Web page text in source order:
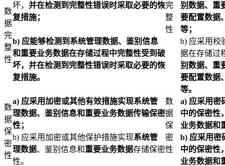
数
据
完
整
性
坏， 并在检测到完整性错误时采取必要的恢
复措施；
完
整
性
别数据、重
要配置数据
等；
b) 应能够检测到系统管理数据、鉴别信息
和重要业务数据在存储过程中完整性受到破
坏，并在检测到完整性错误时采取必要的恢
复措施。
b) 应采用校
据在存储过
别数据、重
要配置数据
等。
数
据
保
密
性
a) 应采用加密或其他有效措施实现系统管
理数据、鉴别信息和重要业务数据传输保密
性；
数
据
保
密
性
a) 应采用密
中的保密性
业务数据和
b) 应采用加密或其他保护措施实现系统管
理数据、鉴别信息和重要业务数据存储保密
性。
b) 应采用密
中的保密性
业务数据和